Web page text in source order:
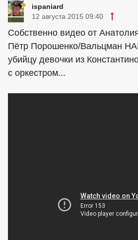
ispaniard
12 августа 2015 09:40
Собственно видео от
Пётр Порошенко/Вальцман
убийцу девочки из
с оркестром...